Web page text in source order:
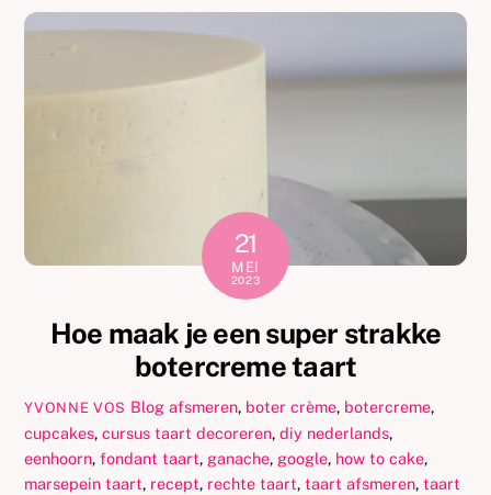
21
MEI
2023
Hoe maak je een super strakke
botercreme taart
YVONNE VOS Blog afsmeren, boter crème, botercreme,
cupcakes,cursus taart decoreren,diy nederlands,
eenhoorn,fondant taart, ganache, google, how to cake,
marsepein taart, recept, rechte taart,taart afsmeren,taart